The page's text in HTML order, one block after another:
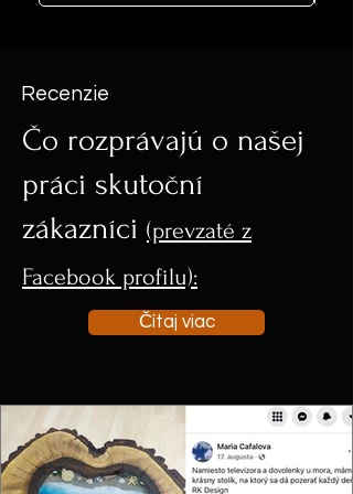
Recenzie
Čo rozprávajú o našej
práci skutoční
zákazníci (prevzaté z
Facebook profilu):
Čítaj viac